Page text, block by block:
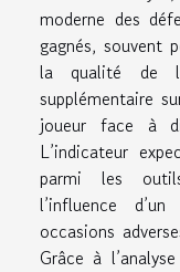
moderne des
gagnés, souvent
la qualité de
supplémentaire
joueur face à
L’indicateur
parmi les
l’influence
occasions
Grâce à